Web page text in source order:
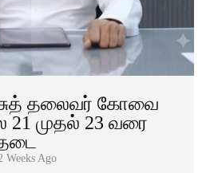
தலைவர் கோவை
முதல் 23 வரை
Weeks Ago